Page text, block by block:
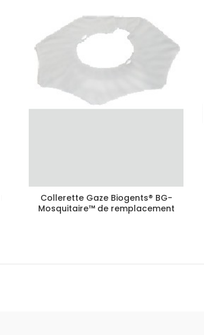
Collerette Gaze Biogents® BG-
Mosquitaire™ de remplacement